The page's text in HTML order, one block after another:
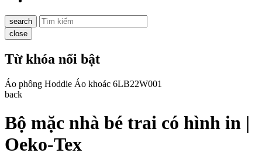
search
close
Từ khóa nổi bật
Áo phông Hoddie Áo khoác 6LB22W001
back
Bộ mặc nhà bé trai có hình in |
Oeko-Tex